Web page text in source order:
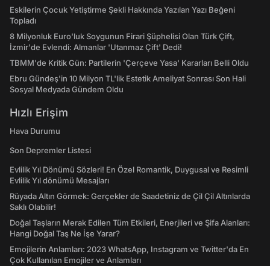
Eskilerin Çocuk Yetiştirme Şekli Hakkında Yazılan Yazı Beğeni
Topladı
8 Milyonluk Euro'luk Soygunun Firari Şüphelisi Olan Türk Çift,
İzmir'de Evlendi: Almanlar 'Utanmaz Çift' Dedi!
TBMM'de Kritik Gün: Partilerin 'Çerçeve Yasa' Kararları Belli Oldu
Ebru Gündeş'in 10 Milyon TL'lik Estetik Ameliyat Sonrası Son Hali
Sosyal Medyada Gündem Oldu
Hızlı Erişim
Hava Durumu
Son Depremler Listesi
Evlilik Yıl Dönümü Sözleri! En Özel Romantik, Duygusal ve Resimli
Evlilik Yıl dönümü Mesajları
Rüyada Altın Görmek: Gerçekler de Saadetiniz de Çil Çil Altınlarda
Saklı Olabilir!
Doğal Taşların Merak Edilen Tüm Etkileri, Enerjileri ve Şifa Alanları:
Hangi Doğal Taş Ne İşe Yarar?
Emojilerin Anlamları: 2023 WhatsApp, Instagram ve Twitter'da En
Çok Kullanılan Emojiler ve Anlamları